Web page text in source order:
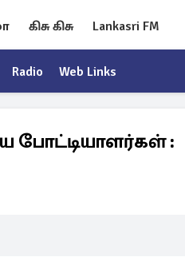
கிசு கிசு Lankasri FM
Radio Web Links
போட்டியாளர்கள் :